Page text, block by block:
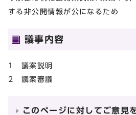
する非公開情報が公になるため
議事内容
1 議案説明
2 議案審議
このページに対してご意見